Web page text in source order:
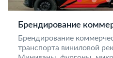
Брендирование
Брендирование
транспорта виниловой